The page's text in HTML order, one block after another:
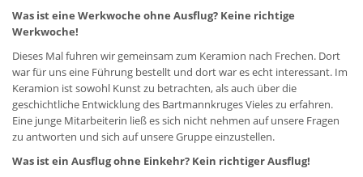
Was ist eine Werkwoche ohne Ausflug? Keine richtige
Werkwoche!
Dieses Mal fuhren wir gemeinsam zum Keramion nach Frechen. Dort
war für uns eine Führung bestellt und dort war es echt interessant. Im
Keramion ist sowohl Kunst zu betrachten, als auch über die
geschichtliche Entwicklung des Bartmannkruges Vieles zu erfahren.
Eine junge Mitarbeiterin ließ es sich nicht nehmen auf unsere Fragen
zu antworten und sich auf unsere Gruppe einzustellen.
Was ist ein Ausflug ohne Einkehr? Kein richtiger Ausflug!